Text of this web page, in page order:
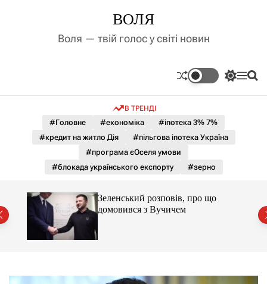
д
ВОЛЯ
Воля — твій голос у світі новин
П
м
к
к
ь
М П
В ТРЕНДІ
#Головне #економіка
#іпотека 3% 7%
#кредит на житло Дія
#пільгова іпотека Україна
#програма єОселя умови
#блокада українського експорту
#зерно
Зеленський розповів, про що
домовився з Вучичем